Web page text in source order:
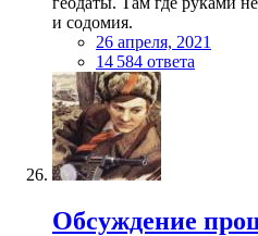
и содомия.
26 апреля, 2021
14 584 ответа
Обсуждение